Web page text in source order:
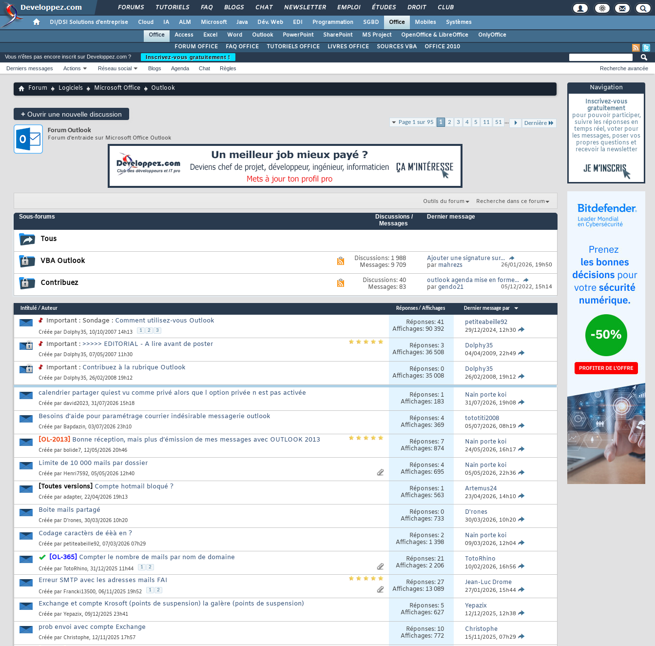
FORUMS TUTORIELS FAQ BLOGS CHAT NEWSLETTER EMPLOI ÉTUDES DROIT CLUB
DI/DSI Solutions d'entreprise Cloud IA ALM Microsoft Java Dév. Web EDI Programmation SGBD Office Mobiles
Systèmes
Office
Access Excel Word Outlook PowerPoint SharePoint MS Project OpenOffice & LibreOffice
OnlyOffice
FORUM OFFICE
FAQ OFFICE TUTORIELS OFFICE LIVRES OFFICE SOURCES VBA OFFICE 2010
Vous n'êtes pas encore inscrit sur Developpez.com ?
Inscrivez-vous gratuitement !
Derniers messages
Actions Réseau social Blogs Agenda Chat Règles Recherche avancée
Forum Logiciels Microsoft Office Outlook Navigation
Inscrivez-vous
gratuitement
pour pouvoir participer,
suivre les réponses en
temps réel, voter pour
les messages, poser vos
propres questions et
recevoir la newsletter
+ Ouvrir une nouvelle discussion
Page 1 sur 95 1 2 3 4 5 11 51 ... Dernière
Forum Outlook
Forum d'entraide sur Microsoft Office Outlook
Outils du forum Recherche dans ce forum
Sous-forums
Discussions /
Messages
Dernier message
Tous
VBA Outlook
Voir
flux
ce
forum
Discussions: 1 988
Messages: 9 709
Ajouter une signature sur...
par mahrezs 26/01/2026, 19h50
Contribuez
flux
RSS
ce
Discussions: 40
Messages: 83
outlook agenda mise en forme...
pargendo21 05/12/2022, 15h14
Intitulé/ Auteur Réponses/ Affichages Dernier message par
Important : Sondage : Comment utilisez-vous Outlook
Créée par Dolphy35, 10/10/2007 14h13 1 2 3
Réponses:41
Affichages: 90 392
petiteabeille92
29/12/2024, 12h30
Important : >>>>> EDITORIAL - A lire avant de poster
Créée par Dolphy35, 07/05/2007 11h30
Réponses: 3
Affichages: 36 508
Dolphy35
04/04/2009, 22h49
Important : Contribuez à la rubrique Outlook
Créée par Dolphy35, 26/02/2008 19h12
Réponses:0
Affichages: 35 008
Dolphy35
26/02/2008, 19h12
calendrier partager quiest vu comme privé alors que l option privée n est pas activée
Créée par david2023, 31/07/2026 15h18
Réponses: 1
Affichages: 183
Nain porte koi
31/07/2026, 19h08
Besoins d'aide pour paramétrage courrier indésirable messagerie outlook
Créée par Bapdazin, 03/07/2026 23h10
Réponses:4
Affichages: 369
tototiti2008
05/07/2026, 08h19
[OL-2013] Bonne réception, mais plus d’émission de mes messages avec OUTLOOK 2013
Créée par bolide7, 12/05/2026 20h46
Réponses: 7
Affichages: 874
Nain porte koi
24/05/2026, 16h17
Limite de 10 000 mails par dossier
Créée par Henri7592, 05/05/2026 12h40
Réponses:4
Affichages: 695
Nain porte koi
05/05/2026, 22h36
[Toutes versions] Compte hotmail bloqué ?
Créée par adapter, 22/04/2026 19h13
Réponses: 1
Affichages: 563
Artemus24
23/04/2026, 14h10
Boite mails partagé
Créée par D'rones, 30/03/2026 10h20
Réponses:0
Affichages: 733
D'rones
30/03/2026, 10h20
Codage caractèrs de éèà en ?
Créée par petiteabeille92, 07/03/2026 07h29
Réponses: 2
Affichages: 1 398
Nain porte koi
09/03/2026, 12h04
[OL-365] Compter le nombre de mails par nom de domaine
Créée par TotoRhino, 31/12/2025 11h44 1 2
Réponses: 21
Affichages: 2 206
TotoRhino
10/02/2026, 16h56
Erreur SMTP avec les adresses mails FAI
Créée par Francki13500, 06/11/2025 19h52 1 2
Réponses: 27
Affichages: 13 089
Jean-Luc Drome
27/01/2026, 15h44
Exchange et compte Krosoft (points de suspension) la galère (points de suspension)
Créée par Yepazix, 09/12/2025 23h41
Réponses: 5
Affichages: 627
Yepazix
12/12/2025, 12h38
prob envoi avec compte Exchange
Créée par Christophe, 12/11/2025 17h57
Réponses: 10
Affichages: 772
Christophe
15/11/2025, 07h29